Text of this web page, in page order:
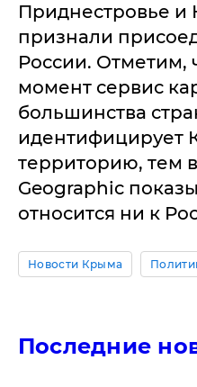
Приднестровье и
признали
России. Отметим,
момент сервис
большинства
идентифицирует
территорию, тем
Geographic
относится ни к
Новости Крыма
Последние